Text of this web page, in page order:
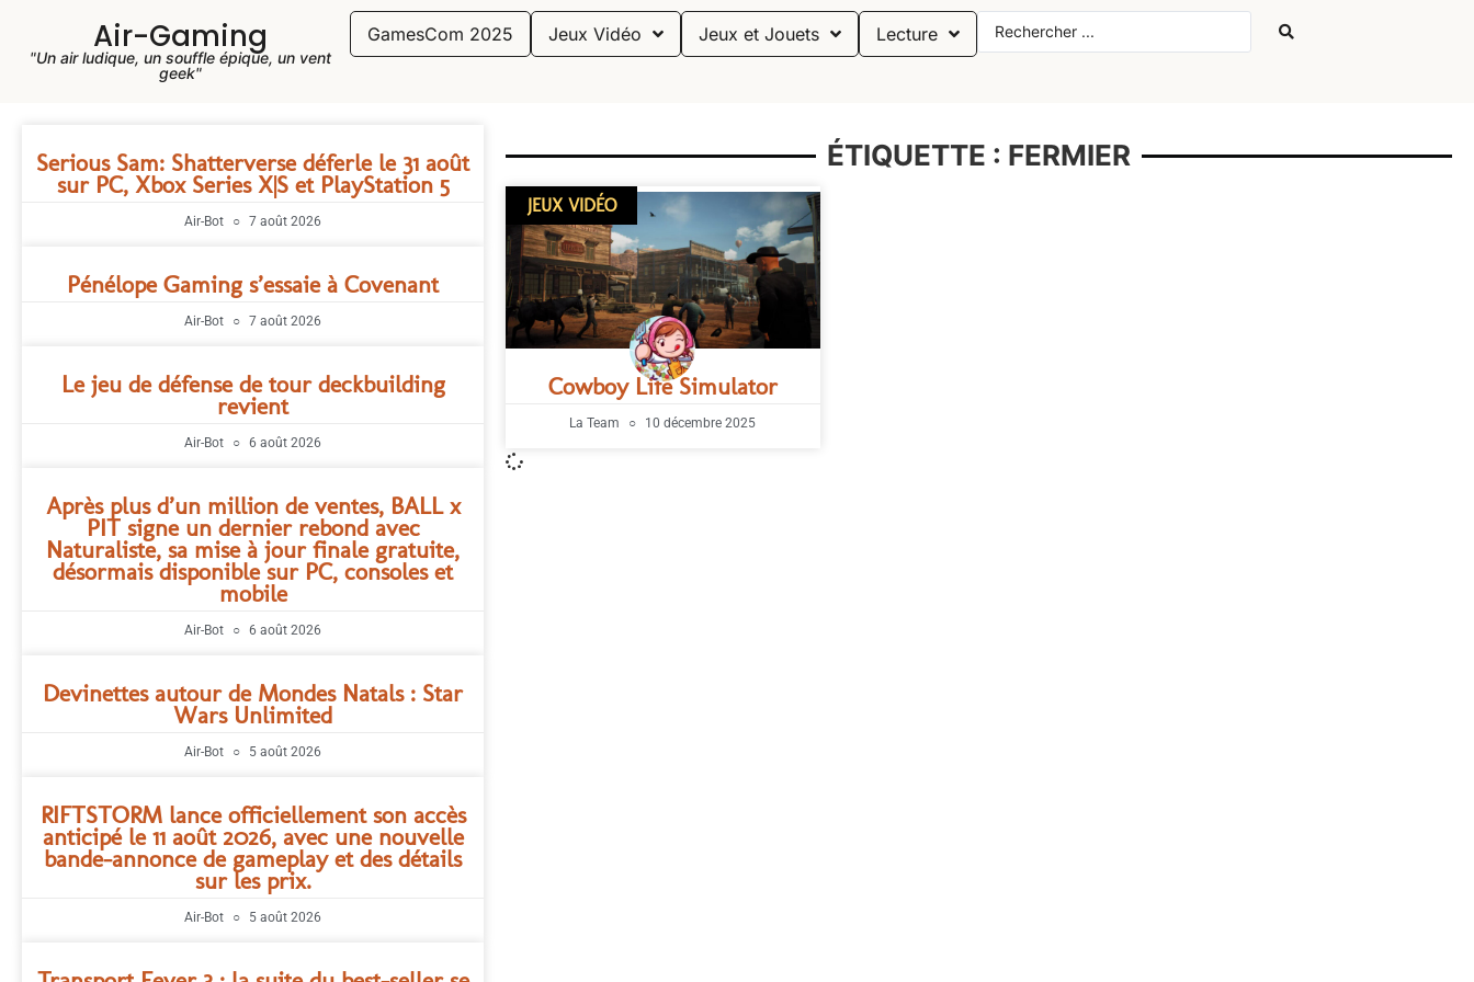
Air-Gaming
"Un air ludique, un souffle épique, un vent
geek"
GamesCom 2025 Jeux Vidéo Jeux et Jouets Lecture
Serious Sam: Shatterverse déferle le 31 août
sur PC, Xbox Series X|S et PlayStation 5
Air-Bot 7 août 2026
Pénélope Gaming s’essaie à Covenant
Air-Bot 7 août 2026
Le jeu de défense de tour deckbuilding
revient
Air-Bot 6 août 2026
Après plus d’un million de ventes, BALL x
PIT signe un dernier rebond avec
Naturaliste, sa mise à jour finale gratuite,
désormais disponible sur PC, consoles et
mobile
Air-Bot 6 août 2026
Devinettes autour de Mondes Natals : Star
Wars Unlimited
Air-Bot 5 août 2026
RIFTSTORM lance officiellement son accès
anticipé le 11 août 2026, avec une nouvelle
bande-annonce de gameplay et des détails
sur les prix.
Air-Bot 5 août 2026
ÉTIQUETTE : FERMIER
JEUX VIDÉO
Cowboy Life Simulator
La Team 10 décembre 2025